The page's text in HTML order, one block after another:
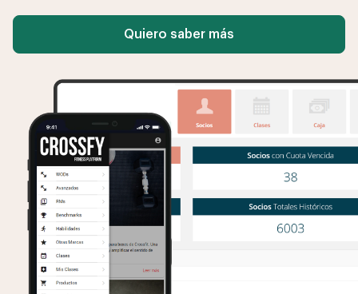
Quiero saber más